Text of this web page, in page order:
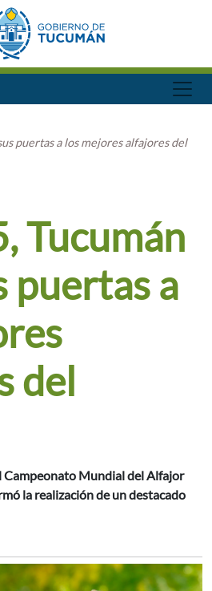
puertas a los mejores alfajores del
Tucumán
puertas a
del
Campeonato Mundial del Alfajor
la realización de un destacado